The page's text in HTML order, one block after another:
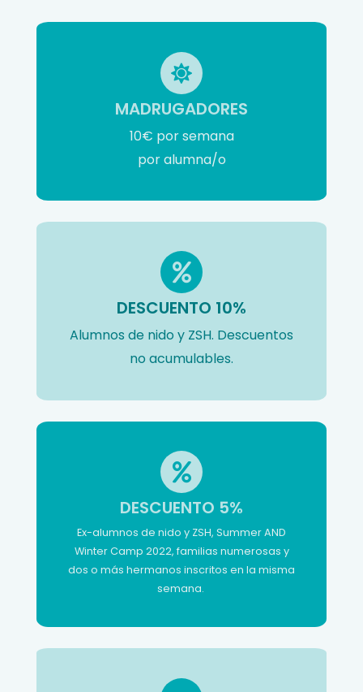
MADRUGADORES
10€ por semana
por alumna/o
DESCUENTO 10%
Alumnos de nido y ZSH. Descuentos
no acumulables.
DESCUENTO 5%
Ex-alumnos de nido y ZSH, Summer AND
Winter Camp 2022, familias numerosas y
dos o más hermanos inscritos en la misma
semana.